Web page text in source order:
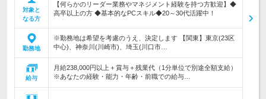
対象と
なる方
【何らかのリーダー業務やマネジメント経験を持つ方歓迎】◆
高卒以上の方 ◆基本的なPCスキル◆20～30代活躍中！
勤務地
※勤務地は希望を考慮のうえ、決定します 【関東】東京(23区
中心)、神奈川(川崎市)、埼玉(川口市…
給与
月給238,000円以上＋賞与＋残業代（1分単位で別途全額支給）
※あなたの経験・能力・年齢・前職での給与…